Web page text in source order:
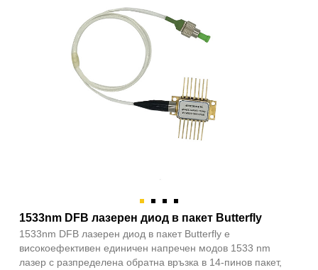
1533nm DFB лазерен диод в пакет Butterfly
1533nm DFB лазерен диод в пакет Butterfly е
високоефективен единичен напречен модов 1533 nm
лазер с разпределена обратна връзка в 14-пинов пакет,